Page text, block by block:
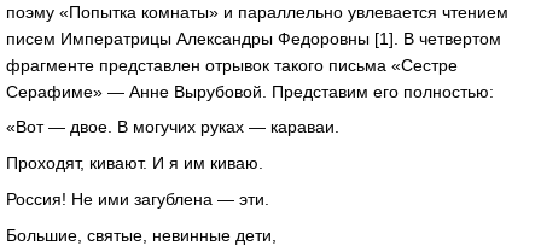
поэму «Попытка комнаты» и параллельно увлевается чтением
писем Императрицы Александры Федоровны [1]. В четвертом
фрагменте представлен отрывок такого письма «Сестре
Серафиме» — Анне Вырубовой. Представим его полностью:
«Вот — двое. В могучих руках — караваи.
Проходят, кивают. И я им киваю.
Россия! Не ими загублена — эти.
Большие, святые, невинные дети,